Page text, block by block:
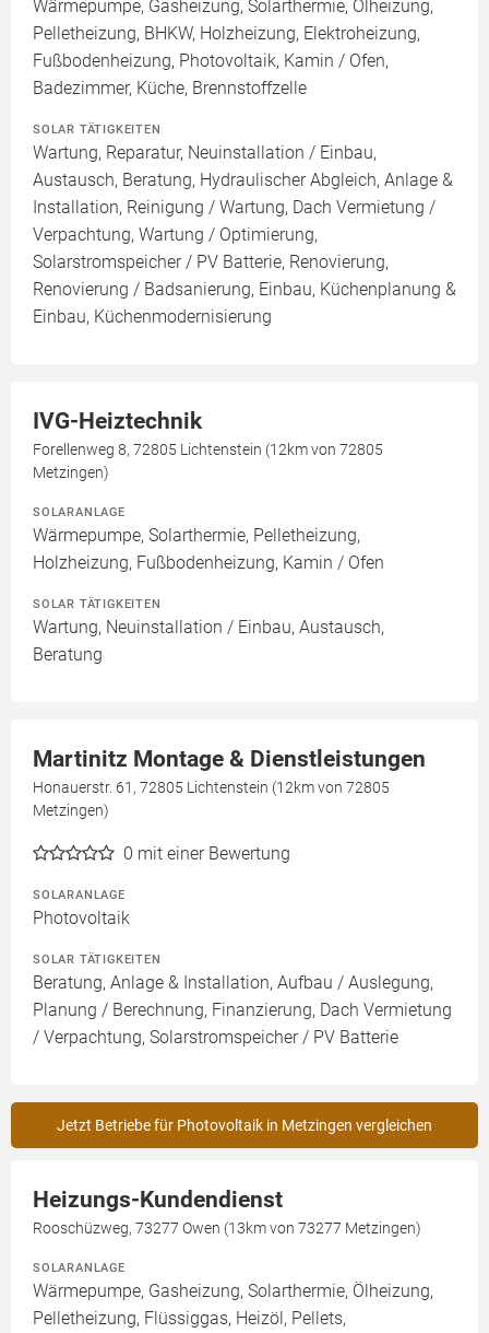
Wärmepumpe, Gasheizung, Solarthermie, Ölheizung,
Pelletheizung, BHKW, Holzheizung, Elektroheizung,
Fußbodenheizung, Photovoltaik, Kamin / Ofen,
Badezimmer, Küche, Brennstoffzelle
SOLAR TÄTIGKEITEN
Wartung, Reparatur, Neuinstallation / Einbau,
Austausch, Beratung, Hydraulischer Abgleich, Anlage &
Installation, Reinigung / Wartung, Dach Vermietung /
Verpachtung, Wartung / Optimierung,
Solarstromspeicher / PV Batterie, Renovierung,
Renovierung / Badsanierung, Einbau, Küchenplanung &
Einbau, Küchenmodernisierung
IVG-Heiztechnik
Forellenweg 8, 72805 Lichtenstein (12km von 72805
Metzingen)
SOLARANLAGE
Wärmepumpe, Solarthermie, Pelletheizung,
Holzheizung, Fußbodenheizung, Kamin / Ofen
SOLAR TÄTIGKEITEN
Wartung, Neuinstallation / Einbau, Austausch,
Beratung
Martinitz Montage & Dienstleistungen
Honauerstr. 61, 72805 Lichtenstein (12km von 72805
Metzingen)
0 mit einer Bewertung
SOLARANLAGE
Photovoltaik
SOLAR TÄTIGKEITEN
Beratung, Anlage & Installation, Aufbau / Auslegung,
Planung / Berechnung, Finanzierung, Dach Vermietung
/ Verpachtung, Solarstromspeicher / PV Batterie
Jetzt Betriebe für Photovoltaik in Metzingen vergleichen
Heizungs-Kundendienst
Rooschüzweg, 73277 Owen (13km von 73277 Metzingen)
SOLARANLAGE
Wärmepumpe, Gasheizung, Solarthermie, Ölheizung,
Pelletheizung, Flüssiggas, Heizöl, Pellets,